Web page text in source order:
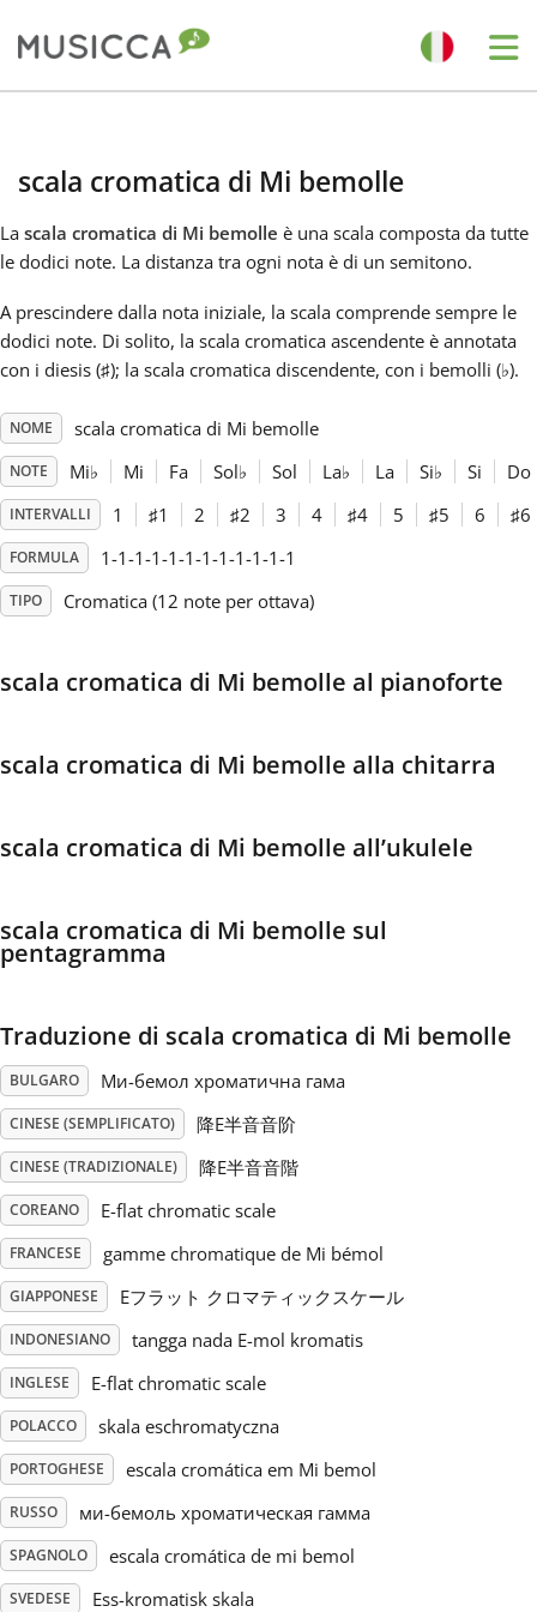
Deutsch
English
Español
Polski
Português
Русский
Svenska
Tiếng Việt
Türkçe
Українська
简体中文
scala cromatica di Mi bemolle
La scala cromatica di Mi bemolle è una scala composta da tutte
le dodici note. La distanza tra ogni nota è di un semitono.
A prescindere dalla nota iniziale, la scala comprende sempre le
dodici note. Di solito, la scala cromatica ascendente è annotata
con i diesis (♯); la scala cromatica discendente, con i bemolli (♭).
NOME scala cromatica di Mi bemolle
NOTE Mi♭ Mi Fa Sol♭ Sol La♭ La Si♭ Si Do
INTERVALLI 1 ♯1 2 ♯2 3 4 ♯4 5 ♯5 6 ♯6
FORMULA 1-1-1-1-1-1-1-1-1-1-1-1
TIPO Cromatica (12 note per ottava)
scala cromatica di Mi bemolle al pianoforte
scala cromatica di Mi bemolle alla chitarra
scala cromatica di Mi bemolle all’ukulele
scala cromatica di Mi bemolle sul
pentagramma
Traduzione di scala cromatica di Mi bemolle
BULGARO Mи-бемол хроматична гама
CINESE (SEMPLIFICATO) 降E半音音阶
CINESE (TRADIZIONALE) 降E半音音階
COREANO E-flat chromatic scale
FRANCESE gamme chromatique de Mi bémol
GIAPPONESE Eフラット クロマティックスケール
INDONESIANO tangga nada E-mol kromatis
INGLESE E-flat chromatic scale
POLACCO skala eschromatyczna
PORTOGHESE escala cromática em Mi bemol
RUSSO ми-бемоль хроматическая гамма
SPAGNOLO escala cromática de mi bemol
SVEDESE Ess-kromatisk skala